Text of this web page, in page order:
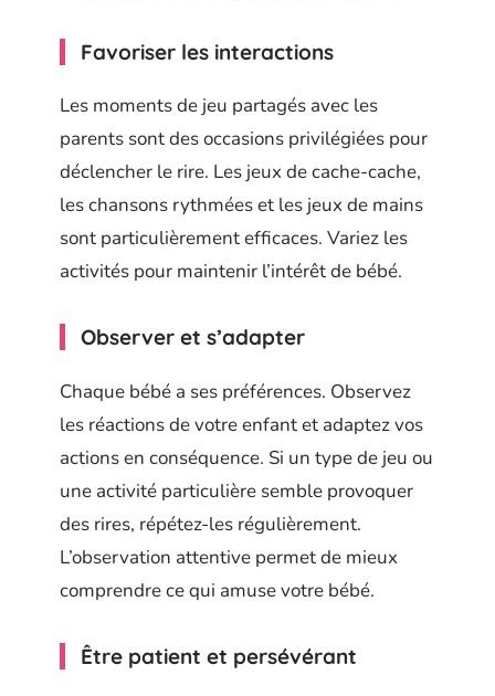
Favoriser les interactions
Les moments de jeu partagés avec les
parents sont des occasions privilégiées pour
déclencher le rire. Les jeux de cache-cache,
les chansons rythmées et les jeux de mains
sont particulièrement efficaces. Variez les
activités pour maintenir l’intérêt de bébé.
Observer et s’adapter
Chaque bébé a ses préférences. Observez
les réactions de votre enfant et adaptez vos
actions en conséquence. Si un type de jeu ou
une activité particulière semble provoquer
des rires, répétez-les régulièrement.
L’observation attentive permet de mieux
comprendre ce qui amuse votre bébé.
Être patient et persévérant